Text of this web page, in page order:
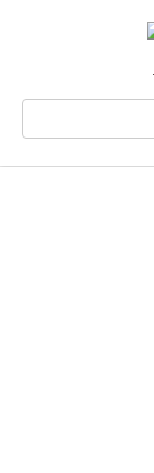
Search: